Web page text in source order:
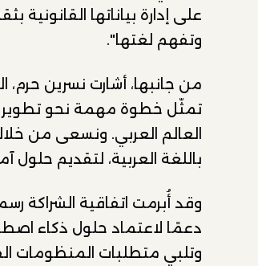
على إدارة بياناتها
وتفهم لغتها".
من جانبها، أشارت نسرين
تمثّل خطوة مهمة نحو تطوير
العالم العربي. ونسعى من
باللغة العربية، لتقديم
وقد أُبرمت اتفاقية الشراكة
دعمًا لاعتماد حلول ذكاء
وتلبي متطلبات المنظومات